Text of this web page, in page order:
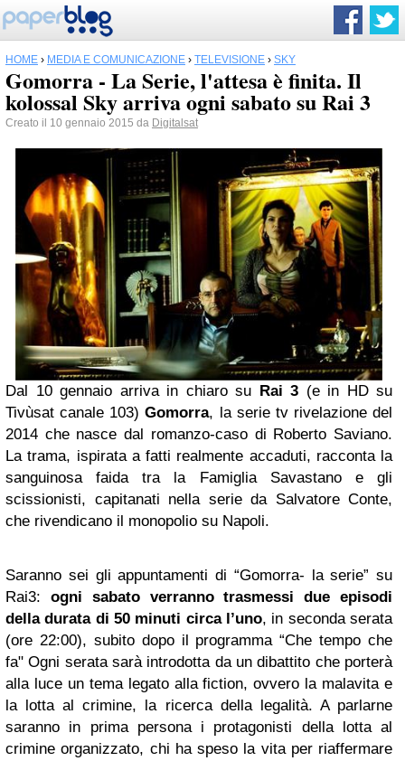
HOME › MEDIA E COMUNICAZIONE › TELEVISIONE › SKY
Gomorra - La Serie, l'attesa è finita. Il
kolossal Sky arriva ogni sabato su Rai 3
Creato il 10 gennaio 2015 da Digitalsat
Dal 10 gennaio arriva in chiaro su Rai 3 (e in HD su
Tivùsat canale 103)Gomorra, la serie tv rivelazione del
2014 che nasce dal romanzo-caso di Roberto Saviano.
La trama, ispirata a fatti realmente accaduti, racconta la
sanguinosa faida tra la Famiglia Savastano e gli
scissionisti, capitanati nella serie da Salvatore Conte,
che rivendicano il monopolio su Napoli.
Saranno sei gli appuntamenti di “Gomorra- la serie” su
Rai3: ogni sabato verranno trasmessi due episodi
della durata di 50 minuti circa l’uno, in seconda serata
(ore 22:00), subito dopo il programma “Che tempo che
fa" Ogni serata sarà introdotta da un dibattito che porterà
alla luce un tema legato alla fiction, ovvero la malavita e
la lotta al crimine, la ricerca della legalità. A parlarne
saranno in prima persona i protagonisti della lotta al
crimine organizzato, chi ha speso la vita per riaffermare